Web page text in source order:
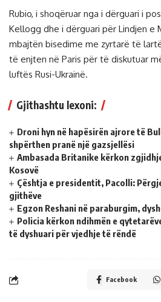
Rubio, i shoqëruar nga i dërguari i
Kellogg dhe i dërguari për Lindjen e
mbajtën bisedime me zyrtarë të
të enjten në Paris për të diskutuar
luftës Rusi-Ukrainë.
Gjithashtu lexoni:
Droni hyn në hapësirën ajrore të
shpërthen pranë një gazsjellësi
Ambasada Britanike kërkon
Kosovë
Çështja e presidentit, Pacolli:
gjithëve
Egzon Reshani në paraburgim,
Policia kërkon ndihmën e
të dyshuari për vjedhje të rëndë
Facebook